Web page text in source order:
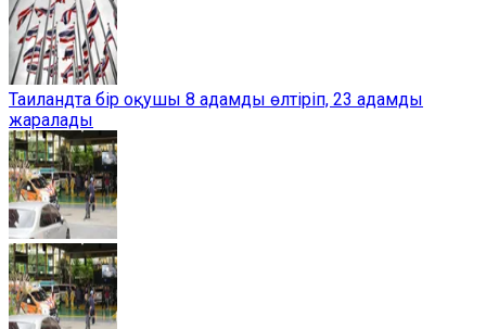
Таиландта бір оқушы 8 адамды өлтіріп, 23 адамды
жаралады